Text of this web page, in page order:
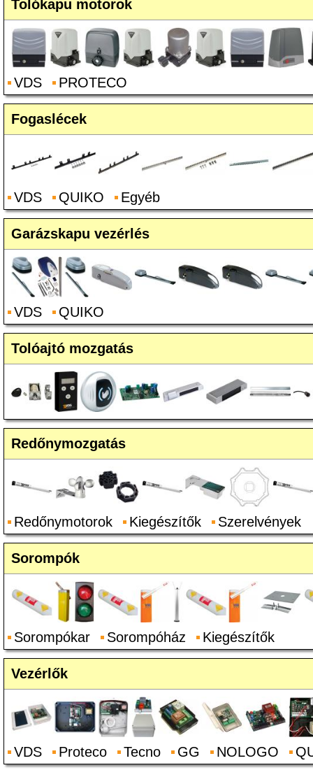
Tolókapu motorok
VDS PROTECO
Fogaslécek
VDS QUIKO Egyéb
Garázskapu vezérlés
VDS QUIKO
Tolóajtó mozgatás
Redőnymozgatás
Redőnymotorok Kiegészítők Szerelvények
Sorompók
Sorompókar Sorompóház Kiegészítők
Vezérlők
VDS Proteco Tecno GG NOLOGO